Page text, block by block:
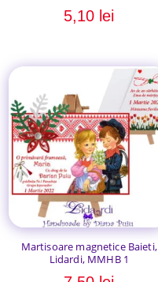
5.00
din 5
5,10 lei
Martisoare magnetice Baieti,
Lidardi, MMHB 1